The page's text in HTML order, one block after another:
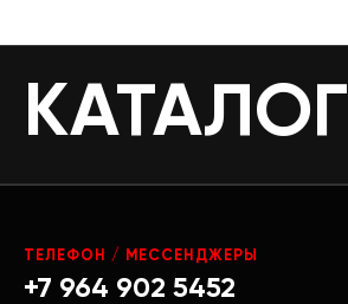
КАТАЛОГ
ТЕЛЕФОН / МЕССЕНДЖЕРЫ
+7 964 902 5452